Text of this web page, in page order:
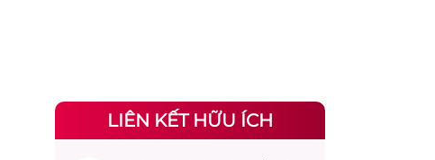
LIÊN KẾT HỮU ÍCH